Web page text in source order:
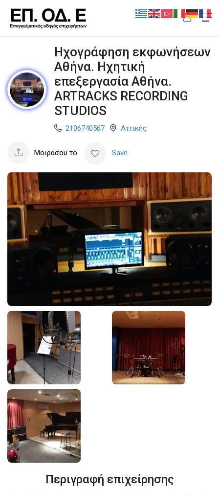
Ηχογράφηση εκφωνήσεων
Αθήνα. Ηχητική
επεξεργασία Αθήνα.
ARTRACKS RECORDING
STUDIOS
2106740567 Αττικής
Μοιράσου το Save
Περιγραφή επιχείρησης